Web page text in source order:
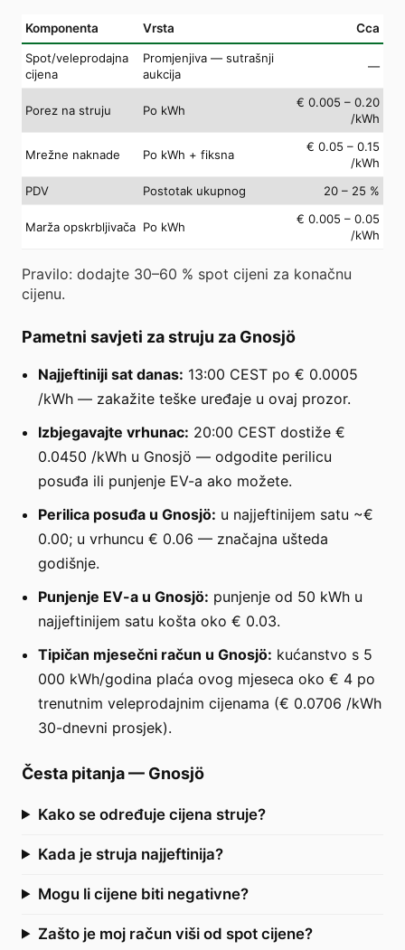
Komponenta Vrsta Cca
Spot/veleprodajna
cijena
Promjenjiva — sutrašnji
aukcija
—
Porez na struju Po kWh
€ 0.005 – 0.20
/kWh
Mrežne naknade Po kWh + fiksna
€ 0.05 – 0.15
/kWh
PDV
Postotak ukupnog 20 – 25 %
Marža opskrbljivača Po kWh
€ 0.005 – 0.05
/kWh
Pravilo: dodajte 30–60 % spot cijeni za konačnu
cijenu.
Pametni savjeti za struju za Gnosjö
Najjeftiniji sat danas: 13:00 CEST po € 0.0005
/kWh — zakažite teške uređaje u ovaj prozor.
Izbjegavajte vrhunac: 20:00 CEST dostiže €
0.0450 /kWh u Gnosjö — odgodite perilicu
posuđa ili punjenje EV-a ako možete.
Perilica posuđa u Gnosjö: u najjeftinijem satu ~€
0.00; u vrhuncu € 0.06 — značajna ušteda
godišnje.
Punjenje EV-a u Gnosjö: punjenje od 50 kWh u
najjeftinijem satu košta oko € 0.03.
Tipičan mjesečni račun u Gnosjö: kućanstvo s 5
000 kWh/godina plaća ovog mjeseca oko € 4 po
trenutnim veleprodajnim cijenama (€ 0.0706 /kWh
30-dnevni prosjek).
Česta pitanja— Gnosjö
Kako se određuje cijena struje?
Kada je struja najjeftinija?
Mogu li cijene biti negativne?
Zašto je moj račun viši od spot cijene?